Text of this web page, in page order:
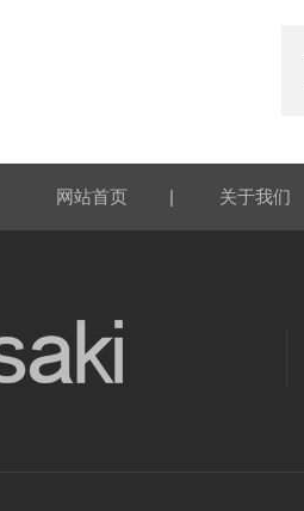
网站首页 | 关于我们